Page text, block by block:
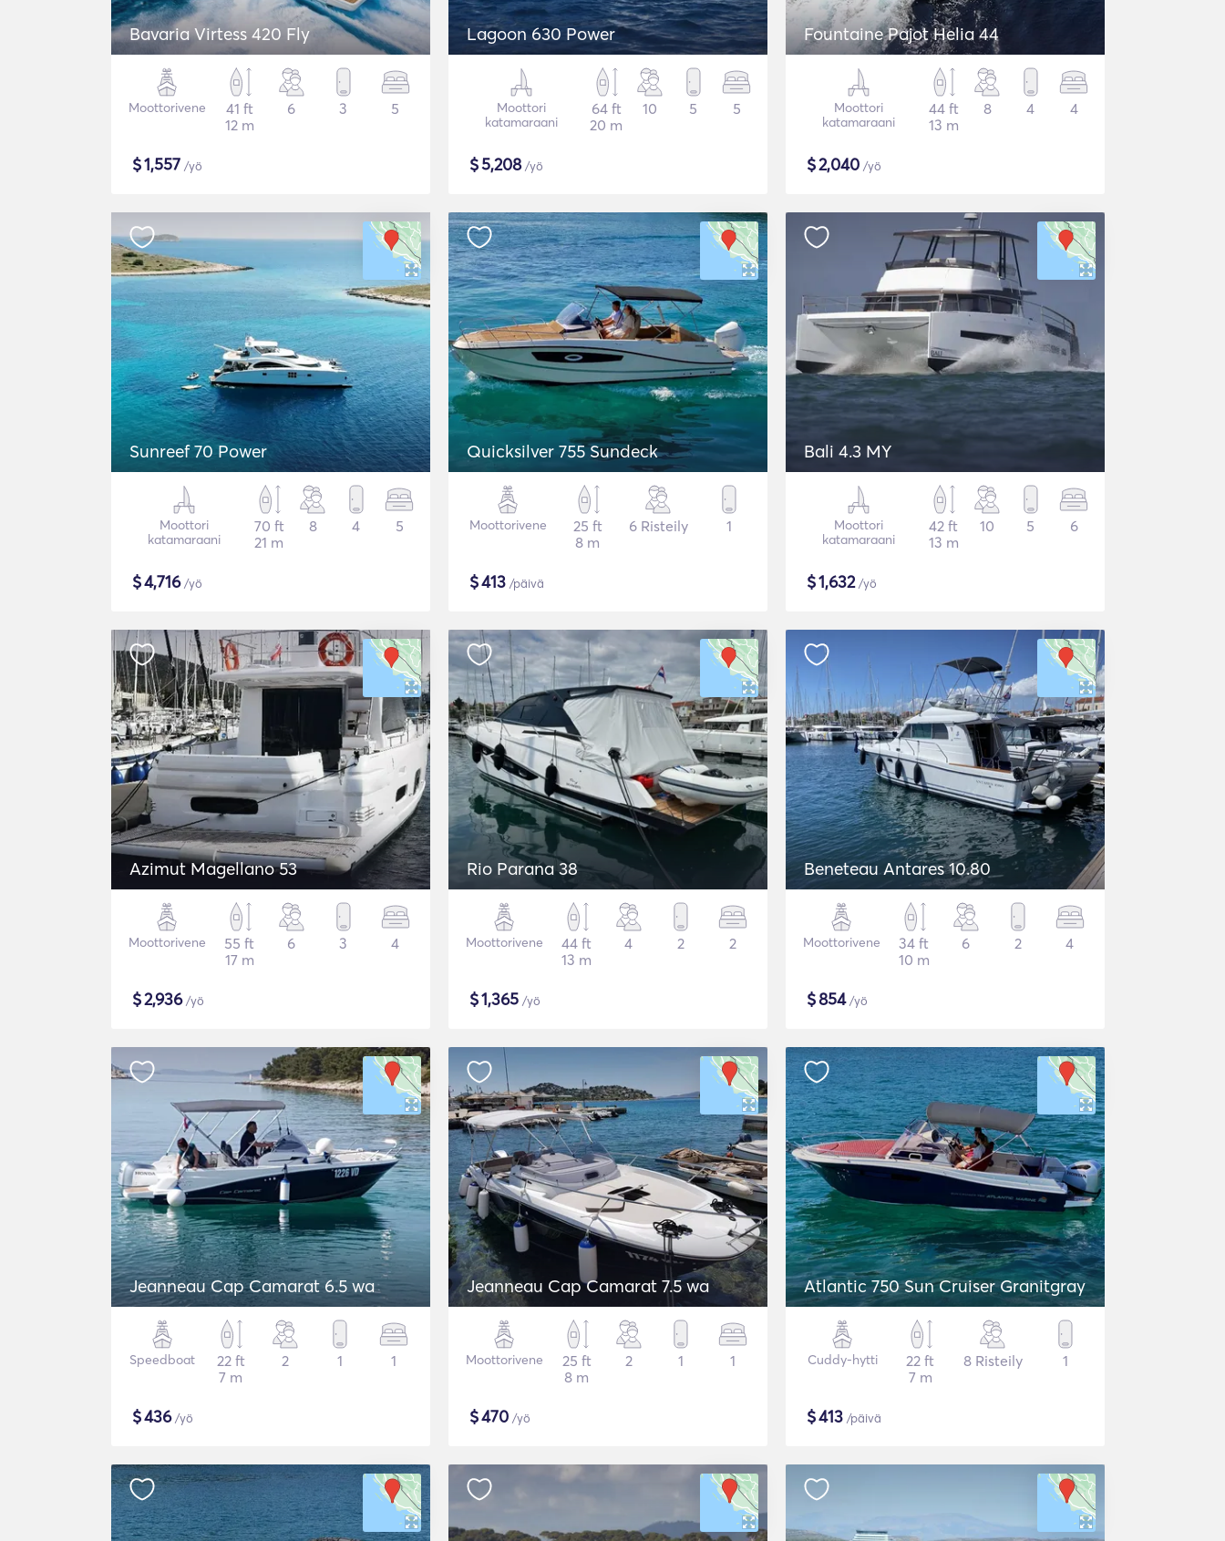
Bavaria Virtess 420 Fly
Moottorivene
41 ft
12 m
6 3 5
$1,557 /yö
Lagoon 630 Power
Moottori
katamaraani
64 ft
20 m
10 5 5
$5,208/yö
Fountaine Pajot Helia 44
Moottori
katamaraani
44 ft
13 m
8 4 4
$2,040 /yö
Sunreef 70 Power
Moottori
katamaraani
70 ft
21 m
8 4 5
$4,716/yö
Quicksilver 755 Sundeck
Moottorivene
25 ft
8 m
6 Risteily 1
$413 /päivä
Bali 4.3 MY
Moottori
katamaraani
42 ft
13 m
10 5 6
$1,632/yö
Azimut Magellano 53
Moottorivene
55 ft
17 m
6 3 4
$2,936/yö
Rio Parana 38
Moottorivene
44 ft
13 m
4 2 2
$1,365 /yö
Beneteau Antares 10.80
Moottorivene
34 ft
10 m
6 2 4
$854/yö
Jeanneau Cap Camarat 6.5 wa
Speedboat
22 ft
7 m
2 1 1
$436/yö
Jeanneau Cap Camarat 7.5 wa
Moottorivene
25 ft
8 m
2 1 1
$470 /yö
Atlantic 750 Sun Cruiser Granitgray
Cuddy-hytti
22 ft
7 m
8 Risteily 1
$413 /päivä